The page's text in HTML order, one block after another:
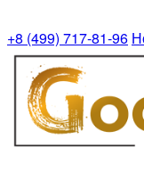
+8 (499) 717-81-96